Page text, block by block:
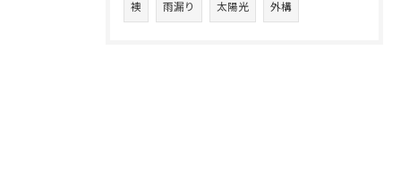
襖 雨漏り 太陽光 外構